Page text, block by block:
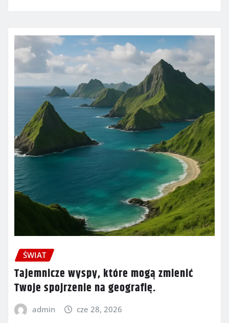
ŚWIAT
Tajemnicze wyspy, które mogą zmienić
Twoje spojrzenie na geografię.
admin cze 28, 2026